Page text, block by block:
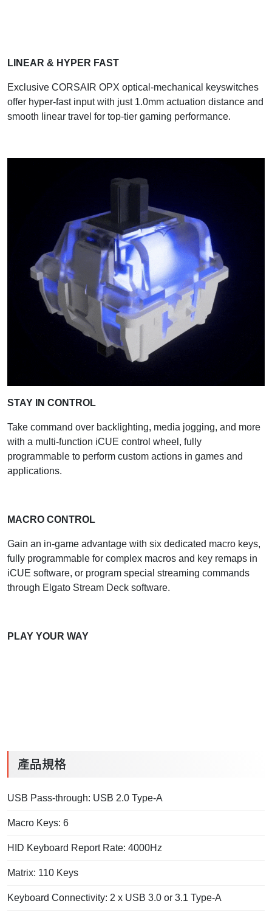
LINEAR & HYPER FAST
Exclusive CORSAIR OPX optical-mechanical keyswitches
offer hyper-fast input with just 1.0mm actuation distance and
smooth linear travel for top-tier gaming performance.
STAY IN CONTROL
Take command over backlighting, media jogging, and more
with a multi-function iCUE control wheel, fully
programmable to perform custom actions in games and
applications.
MACRO CONTROL
Gain an in-game advantage with six dedicated macro keys,
fully programmable for complex macros and key remaps in
iCUE software, or program special streaming commands
through Elgato Stream Deck software.
PLAY YOUR WAY
產品規格
USB Pass-through: USB 2.0 Type-A
Macro Keys: 6
HID Keyboard Report Rate: 4000Hz
Matrix: 110 Keys
Keyboard Connectivity: 2 x USB 3.0 or 3.1 Type-A